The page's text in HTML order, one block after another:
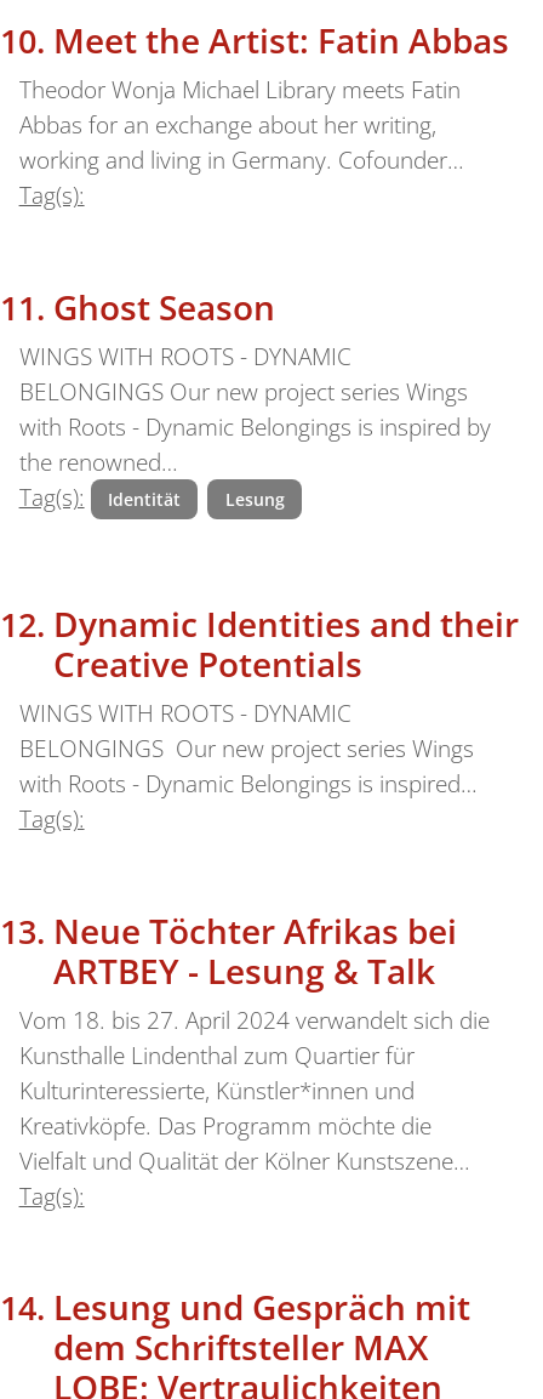
Meet the Artist: Fatin Abbas
Theodor Wonja Michael Library meets Fatin
Abbas for an exchange about her writing,
working and living in Germany. Cofounder…
Tag(s):
Ghost Season
WINGS WITH ROOTS - DYNAMIC
BELONGINGS Our new project series Wings
with Roots - Dynamic Belongings is inspired by
the renowned…
Tag(s):
Identität Lesung
Dynamic Identities and their
Creative Potentials
WINGS WITH ROOTS - DYNAMIC
BELONGINGS Our new project series Wings
with Roots - Dynamic Belongings is inspired…
Tag(s):
Neue Töchter Afrikas bei
ARTBEY - Lesung & Talk
Vom 18. bis 27. April 2024 verwandelt sich die
Kunsthalle Lindenthal zum Quartier für
Kulturinteressierte, Künstler*innen und
Kreativköpfe. Das Programm möchte die
Vielfalt und Qualität der Kölner Kunstszene…
Tag(s):
Lesung und Gespräch mit
dem Schriftsteller MAX
LOBE: Vertraulichkeiten